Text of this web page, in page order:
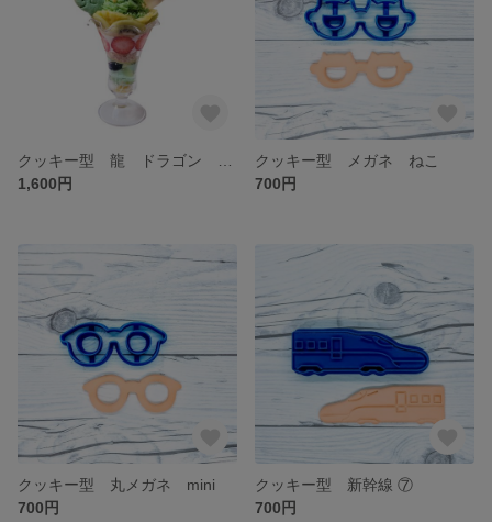
1,600円
クッキー型 メガネ ねこ
700円
クッキー型 丸メガネ mini
700円
クッキー型 新幹線 ⑦
700円